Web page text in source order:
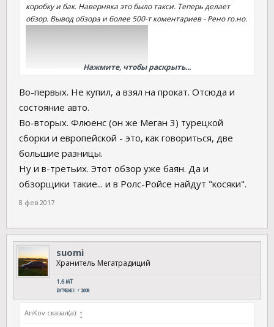
коробку и бак. Наверняка это было такси. Теперь делает
обзор. Вывод обзора и более 500-т коментариев - Рено го.но.
Нажмите, чтобы раскрыть...
Во-первых. Не купил, а взял на прокат. Отсюда и
состояние авто.
Во-вторых. Флюенс (он же Меган 3) турецкой
сборки и европейской - это, как говориться, две
большие разницы.
Ну и в-третьих. Этот обзор уже баян. Да и
обзорщики такие... и в Ролс-Ройсе найдут "косяки".
8 фев 2017
suomi
Хранитель Мегатрадиций
AnKov сказал(а): ↑